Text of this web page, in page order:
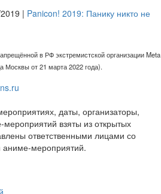
| Panicon! 2019: Панику никто не
в РФ экстремистской организации Meta
Москвы от 21 марта 2022 года).
даты, организаторы,
взяты из открытых
ответственными лицами со
аниме-мероприятий.